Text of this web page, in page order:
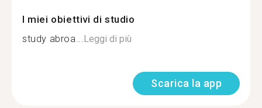
I miei obiettivi di studio
study abroa...Leggi di più
Scarica la app